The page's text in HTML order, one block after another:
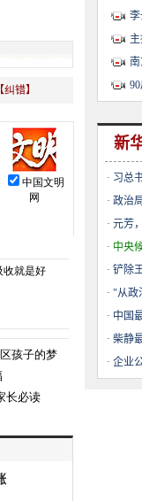
【纠错】
新
· 习总
· 政治
· 元芳
· 中央
· 铲除
· "从政
· 中国
· 柴静
· 企业